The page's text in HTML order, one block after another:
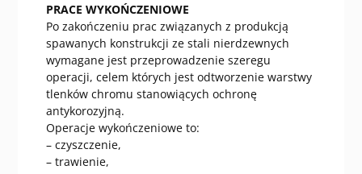
PRACE WYKOŃCZENIOWE
Po zakończeniu prac związanych z produkcją
spawanych konstrukcji ze stali nierdzewnych
wymagane jest przeprowadzenie szeregu
operacji, celem których jest odtworzenie warstwy
tlenków chromu stanowiących ochronę
antykorozyjną.
Operacje wykończeniowe to:
– czyszczenie,
– trawienie,